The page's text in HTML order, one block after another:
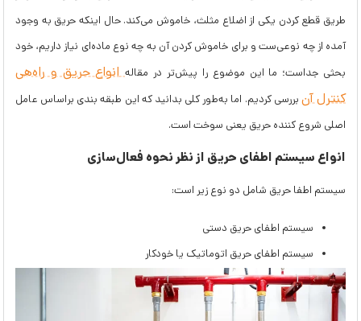
طریق قطع کردن یکی از اضلاع مثلث، خاموش می‌کند. حال اینکه حریق به وجود
آمده از چه نوعی‌ست و برای خاموش کردن آن به چه نوع ماده‌ای نیاز داریم، خود
بحثی جداست؛ ما این موضوع را پیش‌تر در مقاله انواع حریق و راه‌هی
کنترل آن بررسی کردیم. اما به‌طور کلی بدانید که این طبقه بندی براساس عامل
اصلی شروع کننده حریق یعنی سوخت است.
انواع سیستم اطفای حریق از نظر نحوه فعال‌سازی
سیستم اطفا حریق شامل دو نوع زیر است:
سیستم اطفای حریق دستی
سیستم اطفای حریق اتوماتیک یا خودکار